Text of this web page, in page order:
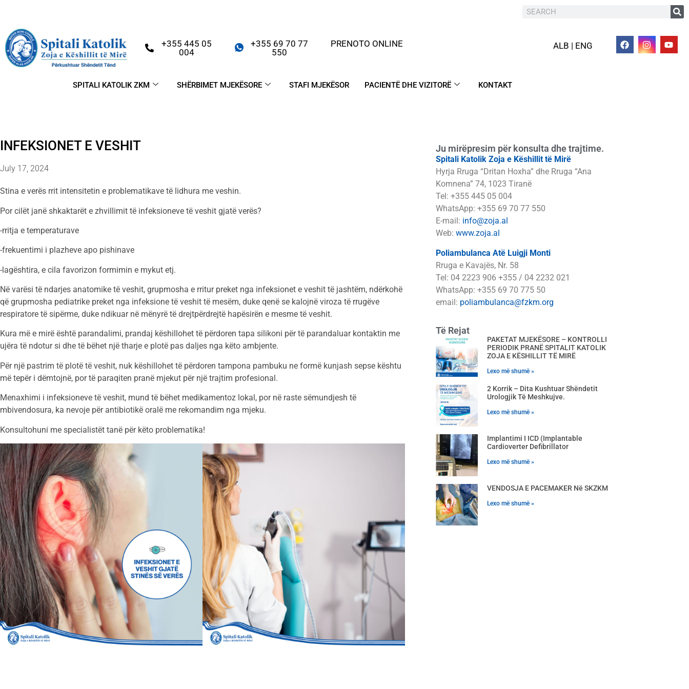
+355 445 05
004
+355 69 70 77
550
PRENOTO ONLINE ALB | ENG
SPITALI KATOLIK ZKM SHËRBIMET MJEKËSORE STAFI MJEKËSOR PACIENTË DHE VIZITORË KONTAKT
INFEKSIONET E VESHIT
July 17, 2024
Stina e verës rrit intensitetin e problematikave të lidhura me veshin.
Por cilët janë shkaktarët e zhvillimit të infeksioneve të veshit gjatë verës?
-rritja e temperaturave
-frekuentimi i plazheve apo pishinave
-lagështira, e cila favorizon formimin e mykut etj.
Në varësi të ndarjes anatomike të veshit, grupmosha e rritur preket nga infeksionet e veshit të jashtëm, ndërkohë
që grupmosha pediatrike preket nga infeksione të veshit të mesëm, duke qenë se kalojnë viroza të rrugëve
respiratore të sipërme, duke ndikuar në mënyrë të drejtpërdrejtë hapësirën e mesme të veshit.
Kura më e mirë është parandalimi, prandaj këshillohet të përdoren tapa silikoni për të parandaluar kontaktin me
ujëra të ndotur si dhe të bëhet një tharje e plotë pas daljes nga këto ambjente.
Për një pastrim të plotë të veshit, nuk këshillohet të përdoren tampona pambuku ne formë kunjash sepse kështu
më tepër i dëmtojnë, por të paraqiten pranë mjekut për një trajtim profesional.
Menaxhimi i infeksioneve të veshit, mund të bëhet medikamentoz lokal, por në raste sëmundjesh të
mbivendosura, ka nevoje për antibiotikë oralë me rekomandim nga mjeku.
Konsultohuni me specialistët tanë për këto problematika!
Ju mirëpresim për konsulta dhe trajtime.
Spitali Katolik Zoja e Këshillit të Mirë
Hyrja Rruga “Dritan Hoxha” dhe Rruga “Ana
Komnena” 74, 1023 Tiranë
Tel: +355 445 05 004
WhatsApp: +355 69 70 77 550
E-mail: info@zoja.al
Web: www.zoja.al
Poliambulanca Atë Luigji Monti
Rruga e Kavajës, Nr. 58
Tel: 04 2223 906 +355 / 04 2232 021
WhatsApp: +355 69 70 775 50
email: poliambulanca@fzkm.org
Të Rejat
PAKETAT MJEKËSORE – KONTROLLI
PERIODIK PRANË SPITALIT KATOLIK
ZOJA E KËSHILLIT TË MIRË
Lexo më shumë »
2 Korrik – Dita Kushtuar Shëndetit
Urologjik Të Meshkujve.
Lexo më shumë »
Implantimi I ICD (Implantable
Cardioverter Defibrillator
Lexo më shumë »
VENDOSJA E PACEMAKER Në SKZKM
Lexo më shumë »